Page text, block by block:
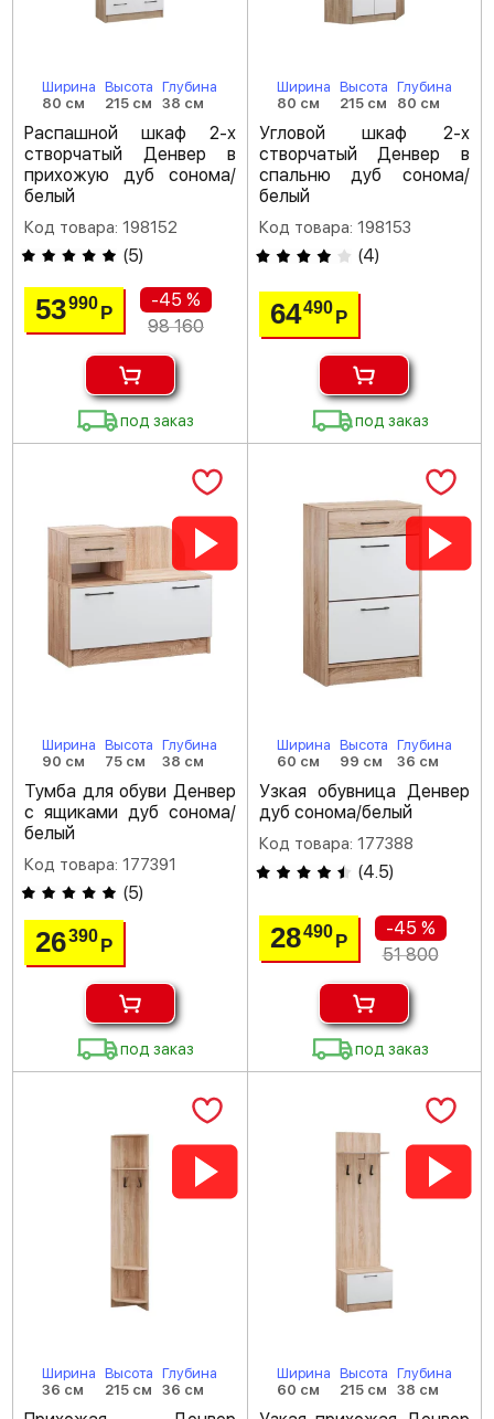
Ширина
80 см
Высота
215 см
Глубина
38 см
Распашной шкаф 2-х
створчатый Денвер в
прихожую дуб сонома/
белый
Код товара: 198152
(5)
53990Р
-45 %
98 160
под заказ
Ширина
80 см
Высота
215 см
Глубина
80 см
Угловой шкаф 2-х
створчатый Денвер в
спальню дуб сонома/
белый
Код товара: 198153
(4)
64490 Р
под заказ
Ширина
90 см
Высота
75 см
Глубина
38 см
Тумба для обуви Денвер
с ящиками дуб сонома/
белый
Код товара: 177391
(5)
26390Р
под заказ
Ширина
60 см
Высота
99 см
Глубина
36 см
Узкая обувница Денвер
дуб сонома/белый
Код товара: 177388
(4.5)
28490 Р
-45 %
51 800
под заказ
Ширина
36 см
Высота
215 см
Глубина
36 см
Ширина
60 см
Высота
215 см
Глубина
38 см